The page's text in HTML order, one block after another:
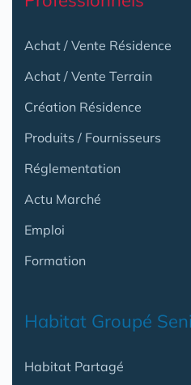
Achat / Vente Résidence
Achat / Vente Terrain
Création Résidence
Produits / Fournisseurs
Réglementation
Actu Marché
Emploi
Formation
Habitat Groupé
Habitat Partagé